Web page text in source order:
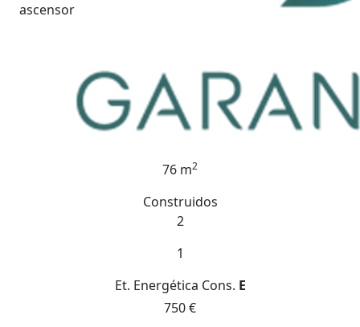
ascensor
76 m2
Construidos
2
1
Et. Energética Cons. E
750 €